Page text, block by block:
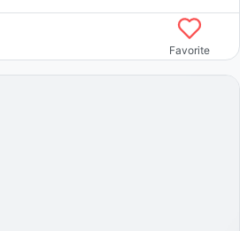
Favorite